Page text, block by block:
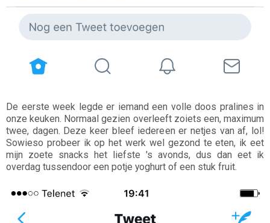
De eerste week legde er iemand een volle doos pralines in
onze keuken. Normaal gezien overleeft zoiets een, maximum
twee, dagen. Deze keer bleef iedereen er netjes van af, lol!
Sowieso probeer ik op het werk wel gezond te eten, ik eet
mijn zoete snacks het liefste 's avonds, dus dan eet ik
overdag tussendoor een potje yoghurt of een stuk fruit.